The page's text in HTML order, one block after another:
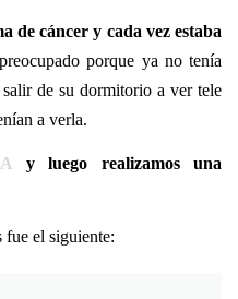
de cáncer y cada vez estaba
porque ya no tenía
de su dormitorio a ver tele
a verla.
y luego realizamos una
fue el siguiente: